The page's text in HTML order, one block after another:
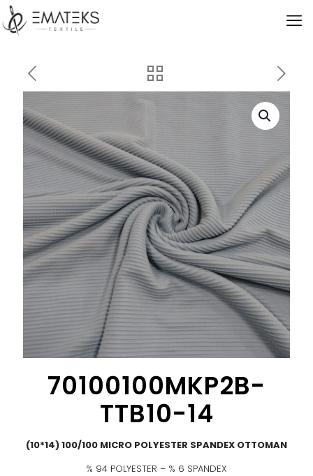
70100100MKP2B-
TTB10-14
(10*14) 100/100 MICRO POLYESTER SPANDEX OTTOMAN
% 94 POLYESTER – % 6 SPANDEX